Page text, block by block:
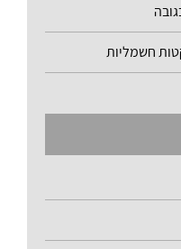
חשמליות